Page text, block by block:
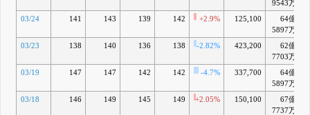
9543万
03/24
141 143 139 142 +2.9% 125,100
64億
5897万
03/23 138 140 136 138 -2.82% 423,200
62億
7703万
03/19 147 147 142 142 -4.7% 337,700
64億
5897万
03/18 146 149 145 149 +2.05% 150,100
67億
7737万